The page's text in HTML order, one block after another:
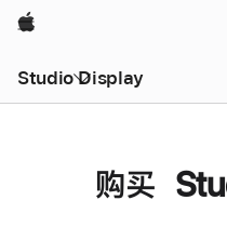
Apple
Studio Display
购买